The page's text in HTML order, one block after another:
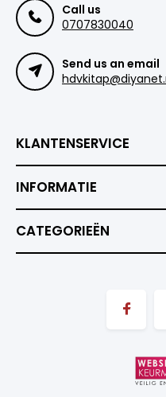
Call us
0707830040
Send us an email
KLANTENSERVICE
INFORMATIE
CATEGORIEËN